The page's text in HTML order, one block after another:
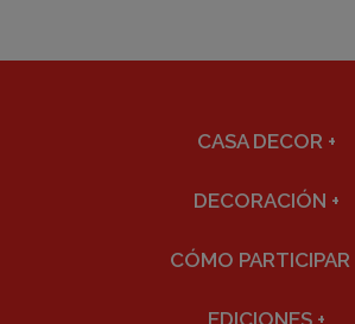
CASA DECOR +
DECORACIÓN +
CÓMO PARTICIPAR
EDICIONES +